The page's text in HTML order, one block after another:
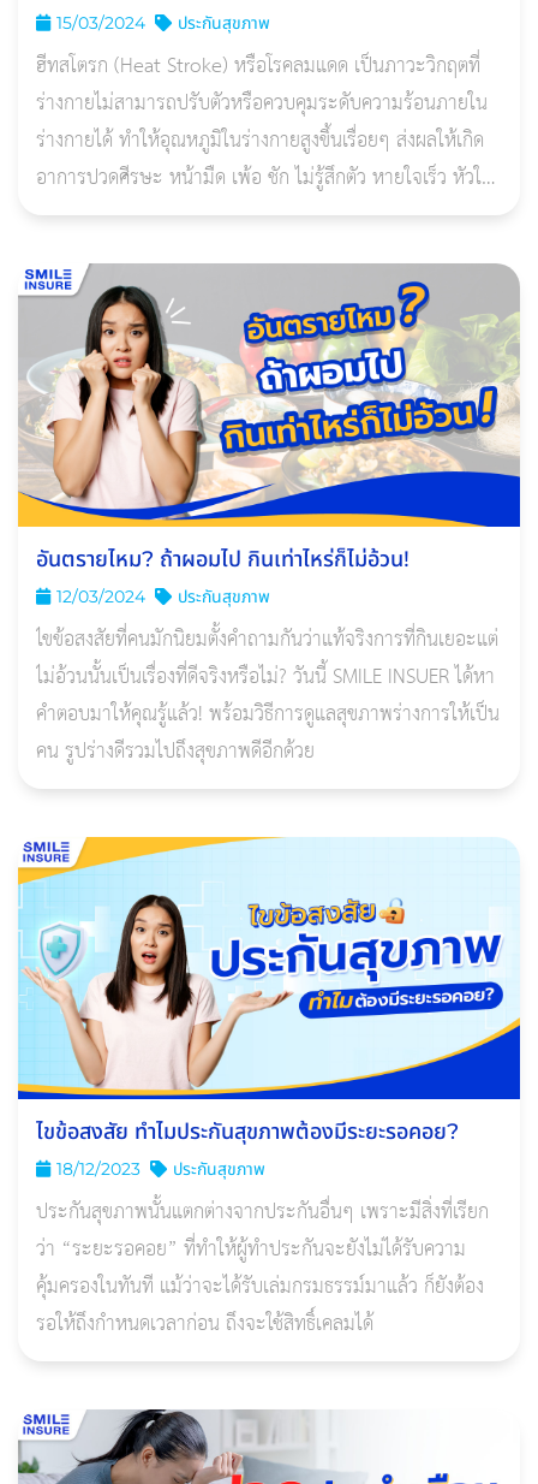
15/03/2024 ประกันสุขภาพ
ฮีทสโตรก (Heat Stroke) หรือโรคลมแดด เป็นภาวะวิกฤตที่
ร่างกายไม่สามารถปรับตัวหรือควบคุมระดับความร้อนภายใน
ร่างกายได้ ทำให้อุณหภูมิในร่างกายสูงขึ้นเรื่อยๆ ส่งผลให้เกิด
อาการปวดศีรษะ หน้ามืด เพ้อ ชัก ไม่รู้สึกตัว หายใจเร็ว หัวใจ
เต้นผิดจังหวะ ช็อก!!
อันตรายไหม? ถ้าผอมไป กินเท่าไหร่ก็ไม่อ้วน!
12/03/2024 ประกันสุขภาพ
ไขข้อสงสัยที่คนมักนิยมตั้งคำถามกันว่าแท้จริงการที่กินเยอะแต่
ไม่อ้วนนั้นเป็นเรื่องที่ดีจริงหรือไม่? วันนี้ SMILE INSUER ได้หา
คำตอบมาให้คุณรู้แล้ว! พร้อมวิธีการดูแลสุขภาพร่างการให้เป็น
คน รูปร่างดีรวมไปถึงสุขภาพดีอีกด้วย
ไขข้อสงสัย ทําไมประกันสุขภาพต้องมีระยะรอคอย?
18/12/2023 ประกันสุขภาพ
ประกันสุขภาพนั้นแตกต่างจากประกันอื่นๆ เพราะมีสิ่งที่เรียก
ว่า “ระยะรอคอย” ที่ทำให้ผู้ทำประกันจะยังไม่ได้รับความ
คุ้มครองในทันที แม้ว่าจะได้รับเล่มกรมธรรม์มาแล้ว ก็ยังต้อง
รอให้ถึงกำหนดเวลาก่อน ถึงจะใช้สิทธิ์เคลมได้